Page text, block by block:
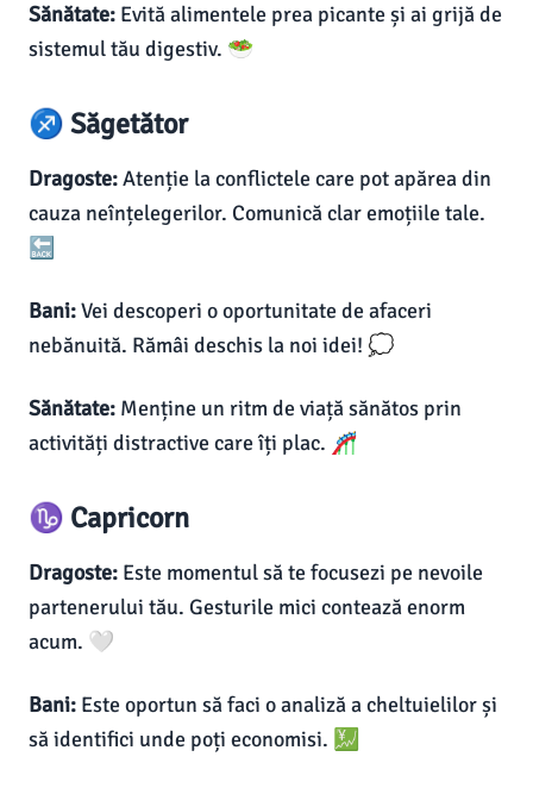
Sănătate: Evită alimentele prea picante și ai grijă de
sistemul tău digestiv. 🥗
♐ Săgetător
Dragoste:Atenție la conflictele care pot apărea din
cauza neînțelegerilor. Comunică clar emoțiile tale.
🔙
Bani:Vei descoperi o oportunitate de afaceri
nebănuită. Rămâi deschis la noi idei! 💭
Sănătate: Menține un ritm de viață sănătos prin
activități distractive care îți plac. 🎢
♑ Capricorn
Dragoste: Este momentul să te focusezi pe nevoile
partenerului tău. Gesturile mici contează enorm
acum. 🤍
Bani: Este oportun să faci o analiză a cheltuielilor și
să identifici unde poți economisi. 💹